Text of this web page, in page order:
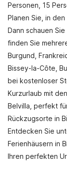
Personen, 15
Planen Sie, in
Dann schauen
finden Sie
Burgund,
Bissey-la-Côte,
bei kostenloser
Kurzurlaub mit
Belvilla, perfekt
Rückzugsorte in
Entdecken Sie
Ferienhäusern in
Ihren perfekten